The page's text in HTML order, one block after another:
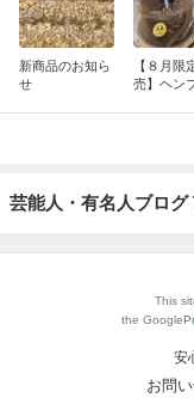
新商品のお知ら
せ
【８月限
売】ヘン
芸能人・有名人ブログ
This
the Google
安
お問